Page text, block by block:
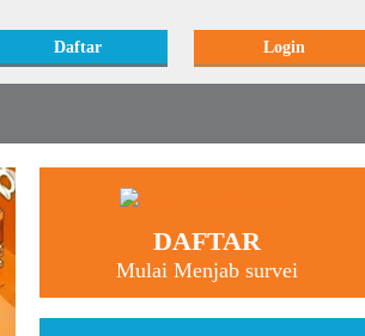
Daftar Login
DAFTAR
Mulai Menjab survei